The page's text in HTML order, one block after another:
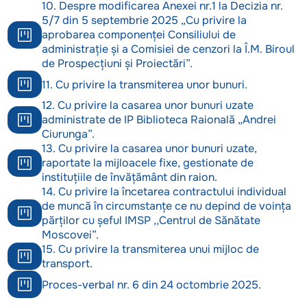
10. Despre modificarea Anexei nr.1 la Decizia nr.
5/7 din 5 septembrie 2025 „Cu privire la
aprobarea componenței Consiliului de
administrație și a Comisiei de cenzori la Î.M. Biroul
de Prospecțiuni și Proiectări”.
11. Cu privire la transmiterea unor bunuri.
12. Cu privire la casarea unor bunuri uzate
administrate de IP Biblioteca Raională „Andrei
Ciurunga”.
13. Cu privire la casarea unor bunuri uzate,
raportate la mijloacele fixe, gestionate de
instituțiile de învățământ din raion.
14. Cu privire la încetarea contractului individual
de muncă în circumstanțe ce nu depind de voința
părților cu șeful IMSP ,,Centrul de Sănătate
Moscovei”.
15. Cu privire la transmiterea unui mijloc de
transport.
Proces-verbal nr. 6 din 24 octombrie 2025.